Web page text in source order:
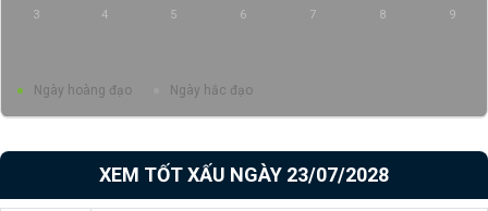
3 4 5 6 7 8 9
Ngày hoàng đạo Ngày hắc đạo
XEM TỐT XẤU NGÀY 23/07/2028